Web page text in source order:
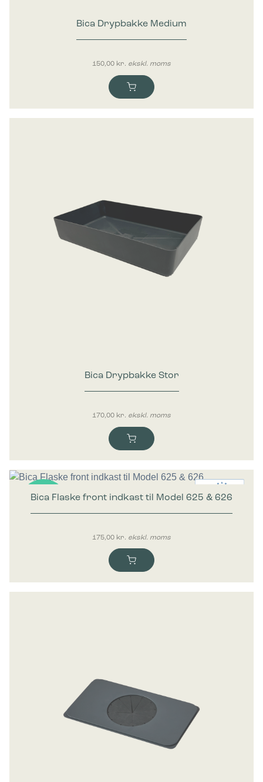
Bica Drypbakke Medium
150,00 kr. ekskl. moms
Bica Drypbakke Stor
170,00 kr. ekskl. moms
Bica Flaske front indkast til Model 625 & 626
175,00 kr. ekskl. moms